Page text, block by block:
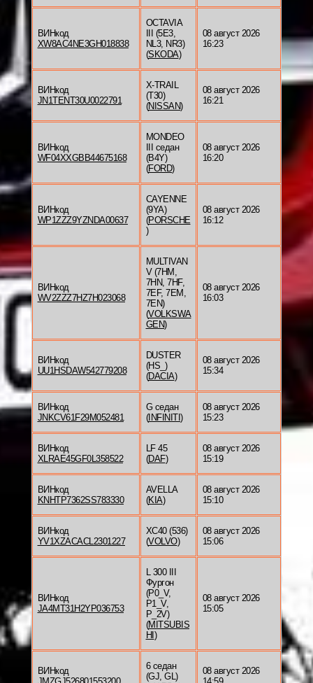
ВИНкод
XW8AC4NE3GH018838
OCTAVIA
III (5E3,
NL3, NR3)
(SKODA)
08 август 2026
16:23
ВИНкод
JN1TENT30U0022791
X-TRAIL
(T30)
(NISSAN)
08 август 2026
16:21
ВИНкод
WF04XXGBB44675168
MONDEO
III седан
(B4Y)
(FORD)
08 август 2026
16:20
ВИНкод
WP1ZZZ9YZNDA00637
CAYENNE
(9YA)
(PORSCHE
)
08 август 2026
16:12
ВИНкод
WV2ZZZ7HZ7H023068
MULTIVAN
V (7HM,
7HN, 7HF,
7EF, 7EM,
7EN)
(VOLKSWA
GEN)
08 август 2026
16:03
ВИНкод
UU1HSDAW542779208
DUSTER
(HS_)
(DACIA)
08 август 2026
15:34
ВИНкод
JNKCV61F29M052481
G седан
(INFINITI )
08 август 2026
15:23
ВИНкод
XLRAE45GF0L358522
LF 45
(DAF)
08 август 2026
15:19
ВИНкод
KNHTP7362SS783330
AVELLA
(KIA)
08 август 2026
15:10
ВИНкод
YV1XZACACL2301227
XC40 (536)
(VOLVO)
08 август 2026
15:06
ВИНкод
JA4MT31H2YP036753
L 300 III
Фургон
(P0_V,
P1_V,
P_2V)
(MITSUBIS
HI )
08 август 2026
15:05
ВИНкод
6 седан
(GJ, GL)
08 август 2026